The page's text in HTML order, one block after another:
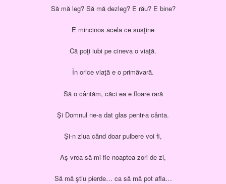
Să mă leg? Să mă dezleg? E rău? E bine?
E mincinos acela ce susţine
Că poţi iubi pe cineva o viaţă.
În orice viaţă e o primăvară.
Să o cântăm, căci ea e floare rară
Şi Domnul ne-a dat glas pentr-a cânta.
Şi-n ziua când doar pulbere voi fi,
Aş vrea să-mi fie noaptea zori de zi,
Să mă ştiu pierde… ca să mă pot afla…